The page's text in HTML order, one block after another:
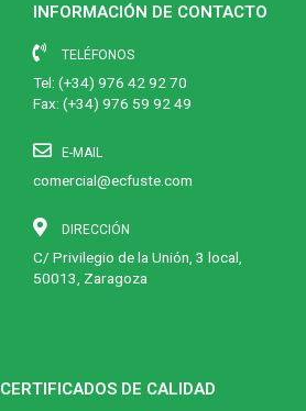
INFORMACIÓN DE CONTACTO
TELÉFONOS
Tel: (+34) 976 42 92 70
Fax: (+34) 976 59 92 49
E-MAIL
comercial@ecfuste.com
DIRECCIÓN
C/ Privilegio de la Unión, 3 local,
50013, Zaragoza
CERTIFICADOS DE CALIDAD